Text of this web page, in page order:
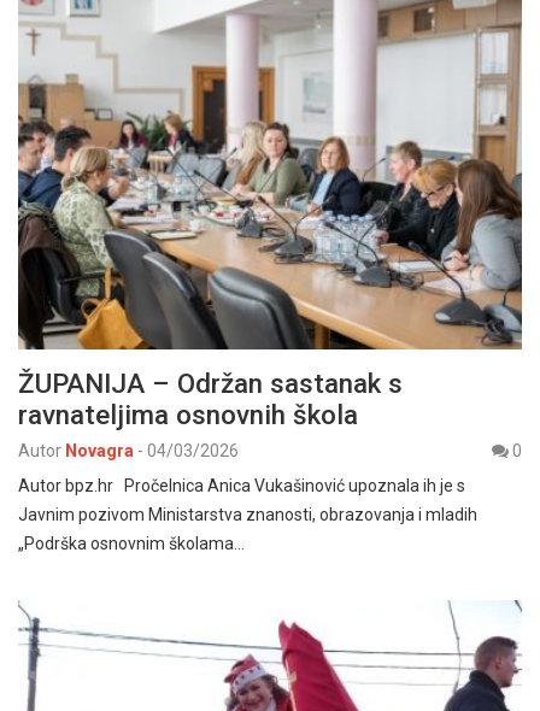
ŽUPANIJA – Održan sastanak s
ravnateljima osnovnih škola
Autor Novagra - 04/03/2026
0
Autor bpz.hr Pročelnica Anica Vukašinović upoznala ih je s
Javnim pozivom Ministarstva znanosti, obrazovanja i mladih
„Podrška osnovnim školama…